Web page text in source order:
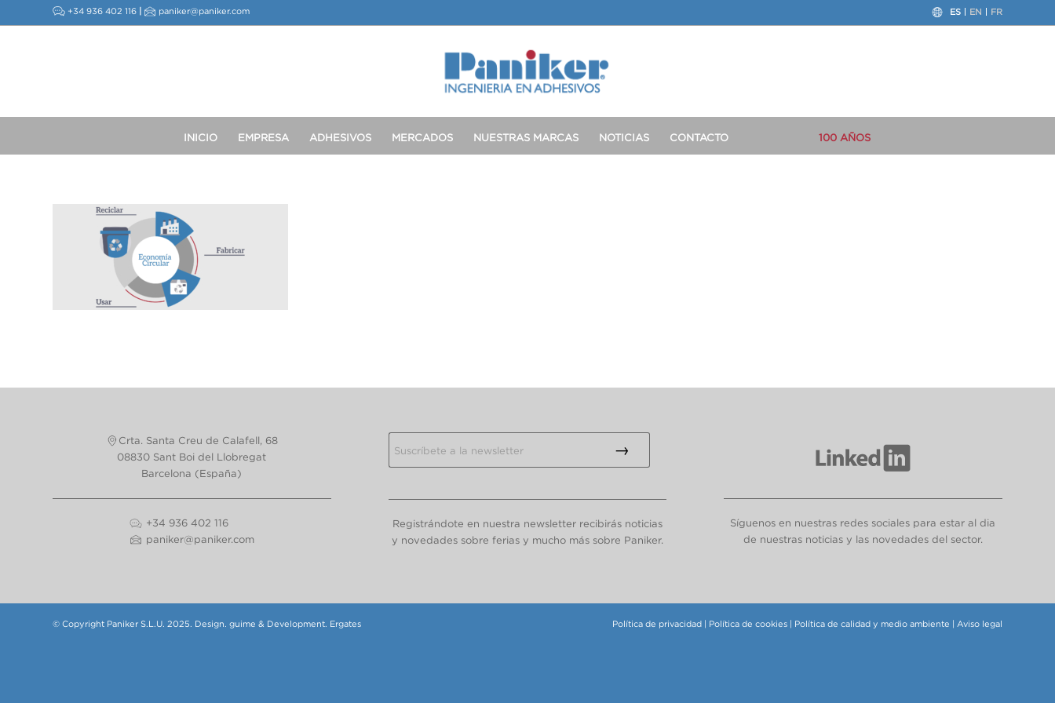
ES EN FR
+34 936 402 116 paniker@paniker.com
INICIO EMPRESA ADHESIVOS MERCADOS NUESTRAS MARCAS NOTICIAS CONTACTO 100 AÑOS
Crta. Santa Creu de Calafell, 68
08830 Sant Boi del Llobregat
Barcelona (España)
+34 936 402 116
paniker@paniker.com
Registrándote en nuestra newsletter recibirás noticias
y novedades sobre ferias y mucho más sobre Paniker.
Síguenos en nuestras redes sociales para estar al dia
de nuestras noticias y las novedades del sector.
© Copyright Paniker S.L.U. 2025. Design. guime & Development. Ergates Política de privacidad Política de cookies Política de calidad y medio ambiente Aviso legal